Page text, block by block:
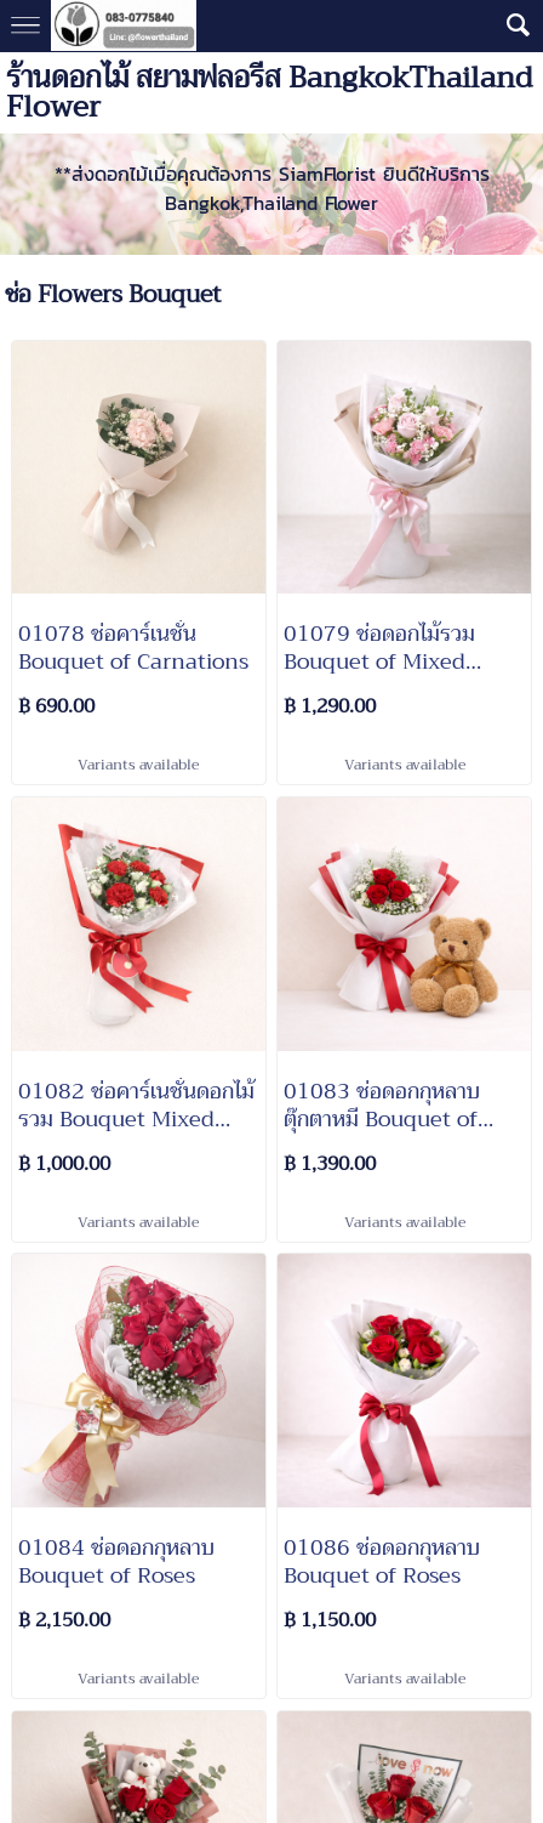
ร้านดอกไม้ สยามฟลอรีส BangkokThailand
Flower
**ส่งดอกไม้เมื่อคุณต้องการ SiamFlorist ยินดีให้บริการ
Bangkok,Thailand Flower
ช่อ Flowers Bouquet
01078 ช่อคาร์เนชั่น
Bouquet of Carnations
฿ 690.00
Variants available
01079 ช่อดอกไม้รวม
Bouquet of Mixed
Flowers
฿ 1,290.00
Variants available
01082 ช่อคาร์เนชั่นดอกไม้
รวม Bouquet Mixed
Flowers
฿ 1,000.00
Variants available
01083 ช่อดอกกุหลาบ
ตุ๊กตาหมี Bouquet of
Roses and Teddy Bear
฿ 1,390.00
Variants available
01084 ช่อดอกกุหลาบ
Bouquet of Roses
฿ 2,150.00
Variants available
01086 ช่อดอกกุหลาบ
Bouquet of Roses
฿ 1,150.00
Variants available